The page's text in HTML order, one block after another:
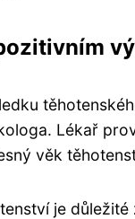
Lékař
věk
je